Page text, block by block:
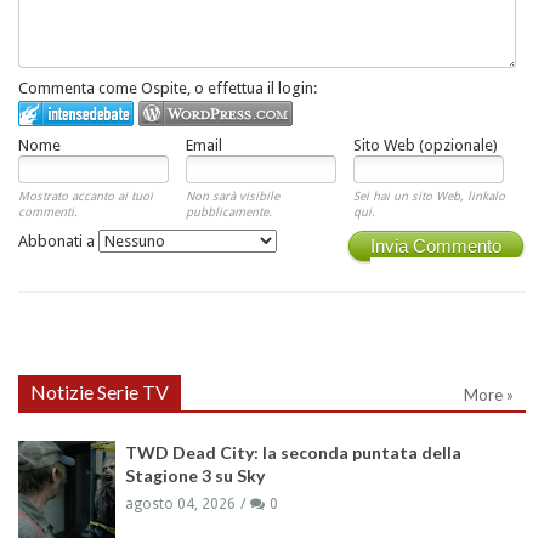
Commenta come Ospite, o effettua il login:
Nome Email Sito Web (opzionale)
Mostrato accanto ai tuoi
commenti.
Non sarà visibile
pubblicamente.
Sei hai un sito Web, linkalo
qui.
Invia Commento
Abbonati a
Notizie Serie TV More »
TWD Dead City: la seconda puntata della
Stagione 3 su Sky
agosto 04, 2026 0